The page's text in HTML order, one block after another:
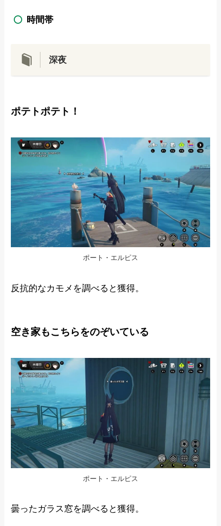
時間帯
深夜
ポテトポテト！
ポート・エルピス
反抗的なカモメを調べると獲得。
空き家もこちらをのぞいている
ポート・エルピス
曇ったガラス窓を調べると獲得。